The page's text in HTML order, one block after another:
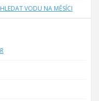
VODU NA MĚSÍCI